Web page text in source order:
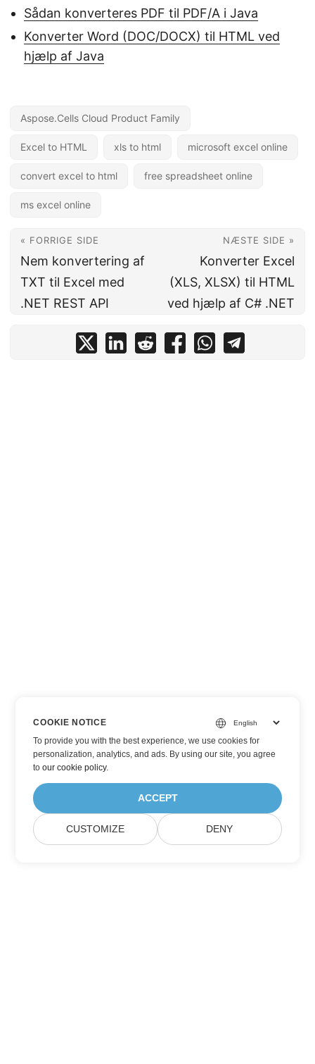
Sådan konverteres PDF til PDF/A i Java
Konverter Word (DOC/DOCX) til HTML ved
hjælp af Java
Aspose.Cells Cloud Product Family
Excel to HTML xls to html microsoft excel online
convert excel to html free spreadsheet online
ms excel online
« FORRIGE SIDE
Nem konvertering af
TXT til Excel med
.NET REST API
NÆSTE SIDE »
Konverter Excel
(XLS, XLSX) til HTML
ved hjælp af C# .NET
COOKIE NOTICE
To provide you with the best experience, we use cookies for
personalization, analytics, and ads. By using our site, you agree
toour cookie policy.
ACCEPT
CUSTOMIZE DENY